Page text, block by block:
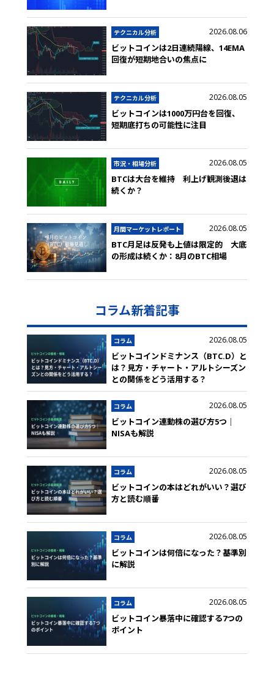
テクニカル分析 2026.08.06
ビットコインは2日連続陽線、14EMA
回復が短期地合いの焦点に
テクニカル分析 2026.08.05
ビットコインは1000万円台を回復、
短期底打ちの可能性に注目
市況・相場分析 2026.08.05
BTCは大台を維持 利上げ観測後退は
続くか？
月間マーケットレポート 2026.08.05
BTC月足は反発も上値は限定的 大底
の形成は続くか：8月のBTC相場
コラム新着記事
コラム 2026.08.05
ビットコインドミナンス（BTC.D）と
は？見方・チャート・アルトシーズン
との関係をどう活用する？
コラム 2026.08.05
ビットコイン連動株の選び方5つ｜
NISAも解説
コラム 2026.08.05
ビットコインの本はどれがいい？選び
方と読む順番
コラム 2026.08.05
ビットコインは何倍になった？基準別
に解説
コラム 2026.08.05
ビットコイン暴落中に確認する7つの
ポイント